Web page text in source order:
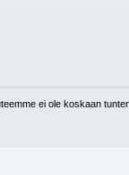
ei ole koskaan